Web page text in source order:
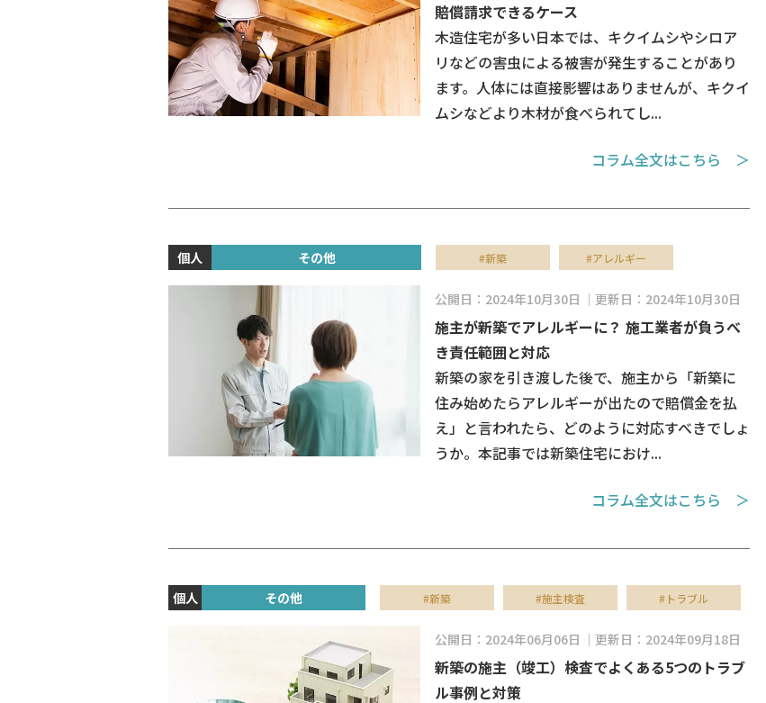
賠償請求できるケース
木造住宅が多い日本では、キクイムシやシロア
リなどの害虫による被害が発生することがあり
ます。人体には直接影響はありませんが、キクイ
ムシなどより木材が食べられてし...
コラム全文はこちら ＞
個人 その他 #新築 #アレルギー
公開日：2024年10月30日 更新日：2024年10月30日
施主が新築でアレルギーに？ 施工業者が負うべ
き責任範囲と対応
新築の家を引き渡した後で、施主から「新築に
住み始めたらアレルギーが出たので賠償金を払
え」と言われたら、どのように対応すべきでしょ
うか。本記事では新築住宅におけ...
コラム全文はこちら ＞
個人 その他 #新築 #施主検査 #トラブル
公開日：2024年06月06日 更新日：2024年09月18日
新築の施主（竣工）検査でよくある5つのトラブ
ル事例と対策